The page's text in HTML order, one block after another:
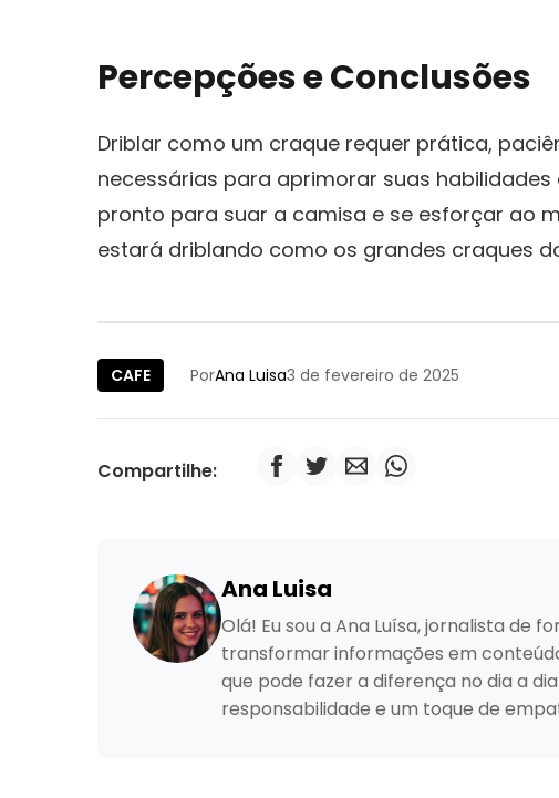
Percepções e ⁢Conclusões
Driblar como um craque requer​ prática,
necessárias para aprimorar suas
pronto para suar⁢ a camisa e se esforçar ao
estará driblando como os grandes craques
CAFE PorAna Luisa3 de fevereiro de 2025
Compartilhe:
Ana Luisa
Olá! Eu sou a Ana Luísa, jornalista de
transformar informações em
que pode fazer a diferença no dia a
responsabilidade e um toque de